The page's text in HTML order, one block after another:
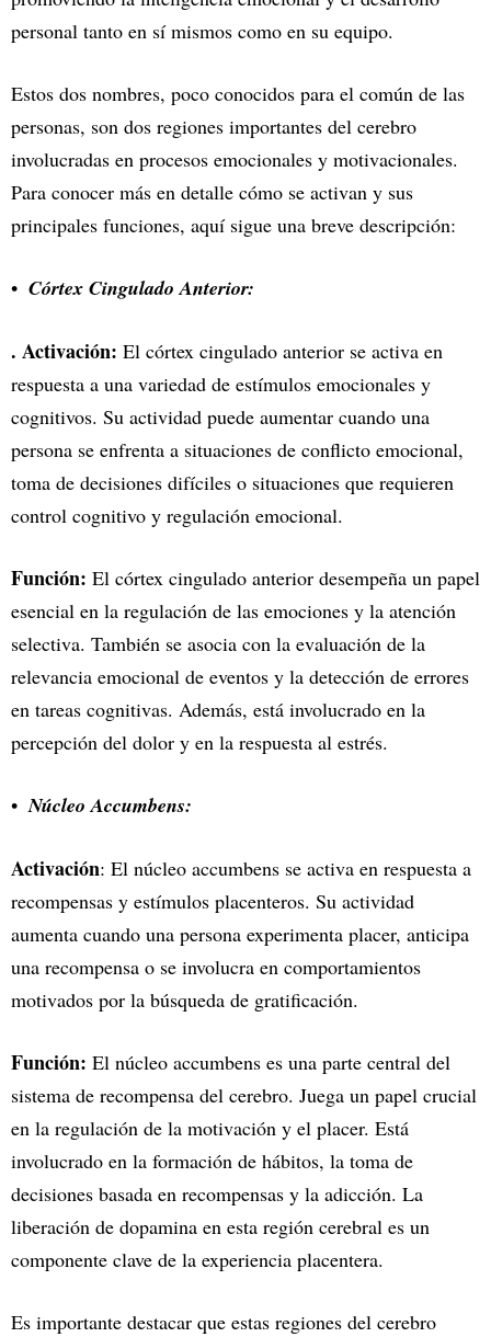
personal tanto en sí mismos como en su equipo.
Estos dos nombres, poco conocidos para el común de las
personas, son dos regiones importantes del cerebro
involucradas en procesos emocionales y motivacionales.
Para conocer más en detalle cómo se activan y sus
principales funciones, aquí sigue una breve descripción:
Córtex Cingulado Anterior:
. Activación: El córtex cingulado anterior se activa en
respuesta a una variedad de estímulos emocionales y
cognitivos. Su actividad puede aumentar cuando una
persona se enfrenta a situaciones de conflicto emocional,
toma de decisiones difíciles o situaciones que requieren
control cognitivo y regulación emocional.
Función: El córtex cingulado anterior desempeña un papel
esencial en la regulación de las emociones y la atención
selectiva. También se asocia con la evaluación de la
relevancia emocional de eventos y la detección de errores
en tareas cognitivas. Además, está involucrado en la
percepción del dolor y en la respuesta al estrés.
Núcleo Accumbens:
Activación: El núcleo accumbens se activa en respuesta a
recompensas y estímulos placenteros. Su actividad
aumenta cuando una persona experimenta placer, anticipa
una recompensa o se involucra en comportamientos
motivados por la búsqueda de gratificación.
Función: El núcleo accumbens es una parte central del
sistema de recompensa del cerebro. Juega un papel crucial
en la regulación de la motivación y el placer. Está
involucrado en la formación de hábitos, la toma de
decisiones basada en recompensas y la adicción. La
liberación de dopamina en esta región cerebral es un
componente clave de la experiencia placentera.
Es importante destacar que estas regiones del cerebro